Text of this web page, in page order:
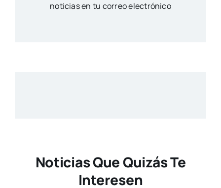
noticias en tu correo electrónico
Noticias Que Quizás Te
Interesen